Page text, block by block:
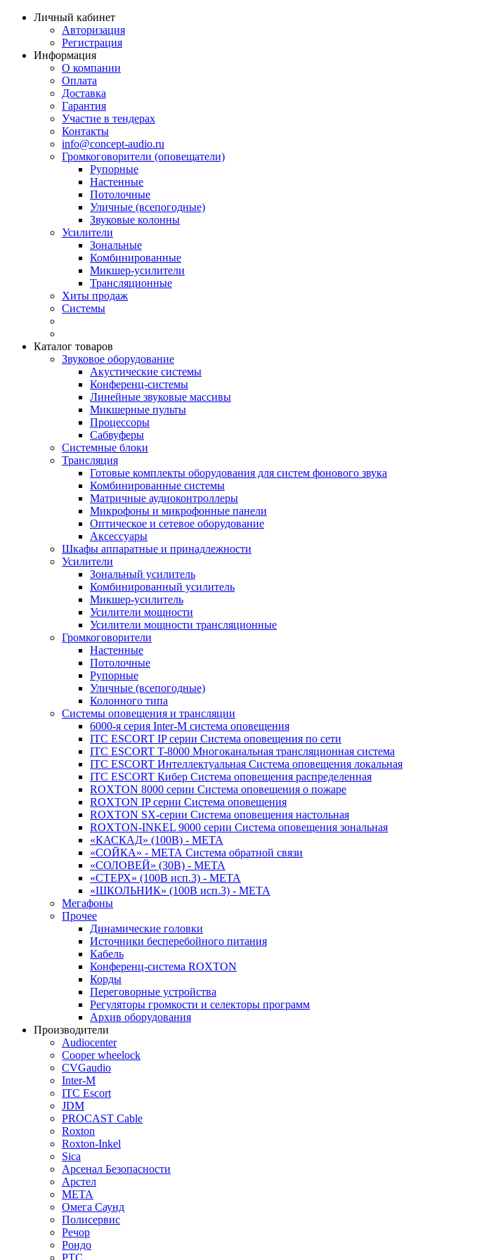
Личный кабинет
Авторизация
Регистрация
Информация
О компании
Оплата
Доставка
Гарантия
Участие в тендерах
Контакты
info@concept-audio.ru
Громкоговорители (оповещатели)
Рупорные
Настенные
Потолочные
Уличные (всепогодные)
Звуковые колонны
Усилители
Зональные
Комбинированные
Микшер-усилители
Трансляционные
Хиты продаж
Системы
Каталог товаров
Звуковое оборудование
Акустические системы
Конференц-системы
Линейные звуковые массивы
Микшерные пульты
Процессоры
Сабвуферы
Системные блоки
Трансляция
Готовые комплекты оборудования для систем фонового звука
Комбинированные системы
Матричные аудиоконтроллеры
Микрофоны и микрофонные панели
Оптическое и сетевое оборудование
Аксессуары
Шкафы аппаратные и принадлежности
Усилители
Зональный усилитель
Комбинированный усилитель
Микшер-усилитель
Усилители мощности
Усилители мощности трансляционные
Громкоговорители
Настенные
Потолочные
Рупорные
Уличные (всепогодные)
Колонного типа
Системы оповещения и трансляции
6000-я серия Inter-M система оповещения
ITC ESCORT IP серии Система оповещения по сети
ITC ESCORT T-8000 Многоканальная трансляционная система
ITC ESCORT Интеллектуальная Система оповещения локальная
ITC ESCORT Кибер Система оповещения распределенная
ROXTON 8000 серии Система оповещения о пожаре
ROXTON IP серии Система оповещения
ROXTON SX-серии Система оповещения настольная
ROXTON-INKEL 9000 серии Система оповещения зональная
«КАСКАД» (100В) - МЕТА
«СОЙКА» - МЕТА Система обратной связи
«СОЛОВЕЙ» (30В) - МЕТА
«СТЕРХ» (100В исп.3) - МЕТА
«ШКОЛЬНИК» (100В исп.3) - МЕТА
Мегафоны
Прочее
Динамические головки
Источники бесперебойного питания
Кабель
Конференц-система ROXTON
Корды
Переговорные устройства
Регуляторы громкости и селекторы программ
Архив оборудования
Производители
Audiocenter
Cooper wheelock
CVGaudio
Inter-M
ITC Escort
JDM
PROCAST Cable
Roxton
Roxton-Inkel
Sica
Арсенал Безопасности
Арстел
МЕТА
Омега Саунд
Полисервис
Речор
Рондо
РТС